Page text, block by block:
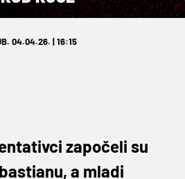
04.04.26. | 16:15
započeli su
a mladi